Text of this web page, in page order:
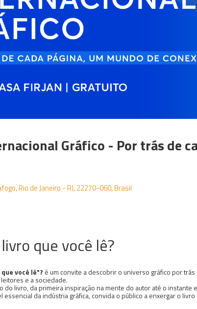
Gráfico - Por trás de
Rio de Janeiro - RJ, 22270-060, Brasil
que você lê?
você lê"? é um convite a descobrir o universo gráfico por
e a sociedade.
do livro, da primeira inspiração na mente do autor até o
da indústria gráfica, convida o público a enxergar o